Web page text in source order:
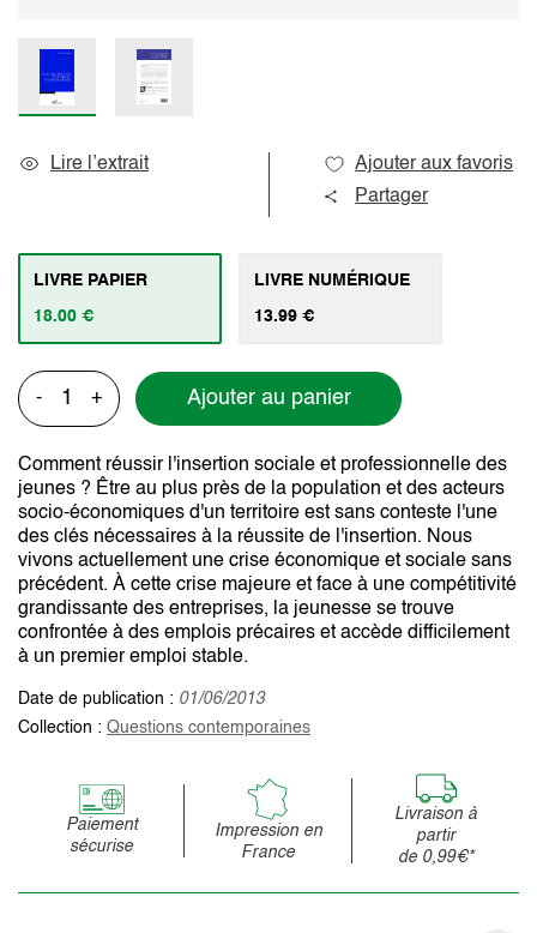
Lire l’extrait
Ajouter aux favoris
Partager
LIVRE PAPIER
18.00 €
LIVRE NUMÉRIQUE
13.99 €
- + Ajouter au panier
Comment réussir l'insertion sociale et professionnelle des
jeunes ? Être au plus près de la population et des acteurs
socio-économiques d'un territoire est sans conteste l'une
des clés nécessaires à la réussite de l'insertion. Nous
vivons actuellement une crise économique et sociale sans
précédent. À cette crise majeure et face à une compétitivité
grandissante des entreprises, la jeunesse se trouve
confrontée à des emplois précaires et accède difficilement
à un premier emploi stable.
Date de publication : 01/06/2013
Collection : Questions contemporaines
Paiement
sécurise
Impression en
France
Livraison à
partir
de 0,99€*